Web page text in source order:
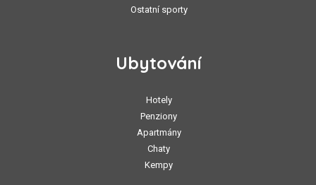
Ostatní sporty
Ubytování
Hotely
Penziony
Apartmány
Chaty
Kempy